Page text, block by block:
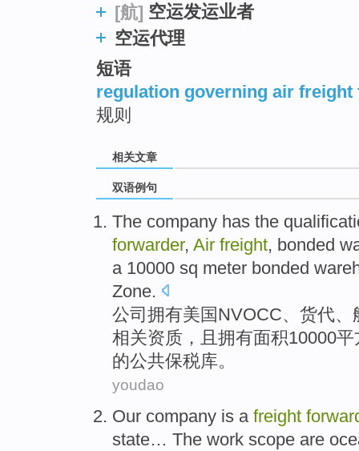
[航] 空运发运业者
空运代理
短语
regulation governing air freight
规则
相关文章
双语例句
The company has the
forwarder, Air freight, bonded
a 10000 sq meter bonded
Zone.
公司 拥有美国NVOCC、 货代、
相关资质， 且 拥有面积10000
的公共保税库。
youdao
Our company is a freight
state… The work scope are